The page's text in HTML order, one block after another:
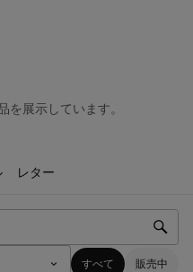
を展示しています。
レター
すべて 販売中